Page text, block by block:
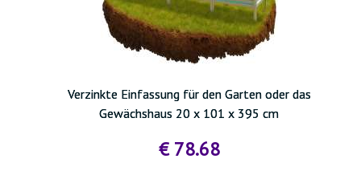
Verzinkte Einfassung für den Garten oder das
Gewächshaus 20 x 101 x 395 cm
€ 78.68